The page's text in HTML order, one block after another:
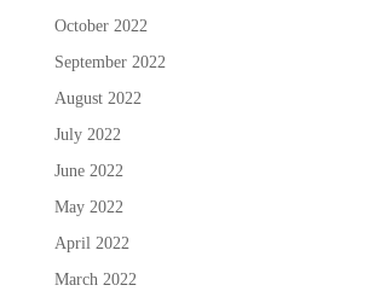
October 2022
September 2022
August 2022
July 2022
June 2022
May 2022
April 2022
March 2022